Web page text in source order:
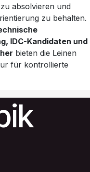
absolvieren und
zu behalten.
IDC-Kandidaten und
bieten die Leinen
für kontrollierte